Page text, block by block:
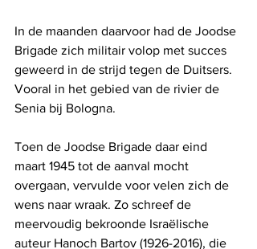
In de maanden daarvoor had de Joodse
Brigade zich militair volop met succes
geweerd in de strijd tegen de Duitsers.
Vooral in het gebied van de rivier de
Senia bij Bologna.
Toen de Joodse Brigade daar eind
maart 1945 tot de aanval mocht
overgaan, vervulde voor velen zich de
wens naar wraak. Zo schreef de
meervoudig bekroonde Israëlische
auteur Hanoch Bartov (1926-2016), die